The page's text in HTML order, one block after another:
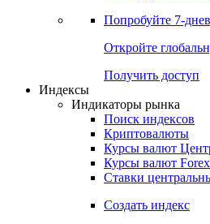
Попробуйте 7-
Откройте
Получить доступ
Индексы
Индикаторы рынка
Поиск индексов
Криптовалюты
Курсы валют
Курсы валют Forex
Ставки
Создать индекс